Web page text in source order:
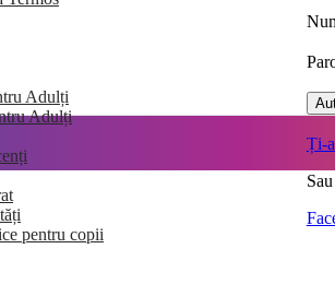
Adulți
Adulți
pentru copii
Ți-